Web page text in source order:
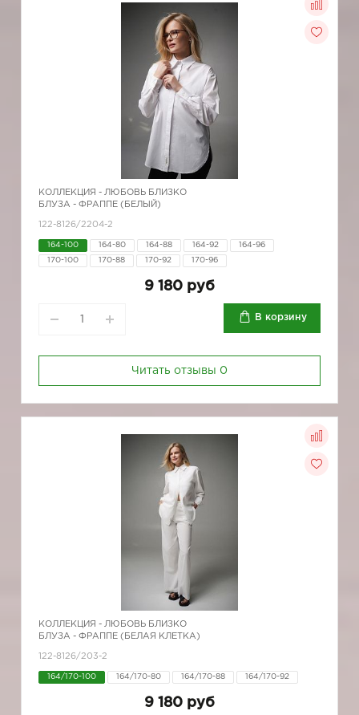
КОЛЛЕКЦИЯ - ЛЮБОВЬ БЛИЗКО
БЛУЗА - ФРАППЕ (БЕЛЫЙ)
122-8126/2204-2
164-100 164-80 164-88 164-92 164-96
170-100 170-88 170-92 170-96
9 180 руб
В корзину
Читать отзывы 0
КОЛЛЕКЦИЯ - ЛЮБОВЬ БЛИЗКО
БЛУЗА - ФРАППЕ (БЕЛАЯ КЛЕТКА)
122-8126/203-2
164/170-100 164/170-80 164/170-88 164/170-92
9 180 руб